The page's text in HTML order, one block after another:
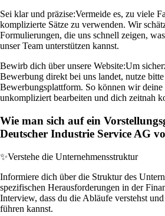
Sei klar und präzise:Vermeide es, zu viele
komplizierte Sätze zu verwenden. Wir
Formulierungen, die uns schnell zeigen,
unser Team unterstützen kannst.
Bewirb dich über unsere Website:Um
Bewerbung direkt bei uns landet, nutze
Bewerbungsplattform. So können wir
unkompliziert bearbeiten und dich zeitnah
Wie man sich auf ein
Deutscher Industrie Service AG
✨Verstehe die Unternehmensstruktur
Informiere dich über die Struktur des
spezifischen Herausforderungen in der
Interview, dass du die Abläufe verstehst
führen kannst.